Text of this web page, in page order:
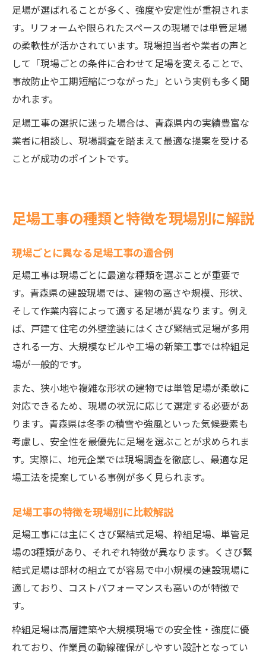
足場が選ばれることが多く、強度や安定性が重視されま
す。リフォームや限られたスペースの現場では単管足場
の柔軟性が活かされています。現場担当者や業者の声と
して「現場ごとの条件に合わせて足場を変えることで、
事故防止や工期短縮につながった」という実例も多く聞
かれます。
足場工事の選択に迷った場合は、青森県内の実績豊富な
業者に相談し、現場調査を踏まえて最適な提案を受ける
ことが成功のポイントです。
足場工事の種類と特徴を現場別に解説
現場ごとに異なる足場工事の適合例
足場工事は現場ごとに最適な種類を選ぶことが重要で
す。青森県の建設現場では、建物の高さや規模、形状、
そして作業内容によって適する足場が異なります。例え
ば、戸建て住宅の外壁塗装にはくさび緊結式足場が多用
される一方、大規模なビルや工場の新築工事では枠組足
場が一般的です。
また、狭小地や複雑な形状の建物では単管足場が柔軟に
対応できるため、現場の状況に応じて選定する必要があ
ります。青森県は冬季の積雪や強風といった気候要素も
考慮し、安全性を最優先に足場を選ぶことが求められま
す。実際に、地元企業では現場調査を徹底し、最適な足
場工法を提案している事例が多く見られます。
足場工事の特徴を現場別に比較解説
足場工事には主にくさび緊結式足場、枠組足場、単管足
場の3種類があり、それぞれ特徴が異なります。くさび緊
結式足場は部材の組立てが容易で中小規模の建設現場に
適しており、コストパフォーマンスも高いのが特徴で
す。
枠組足場は高層建築や大規模現場での安全性・強度に優
れており、作業員の動線確保がしやすい設計となってい